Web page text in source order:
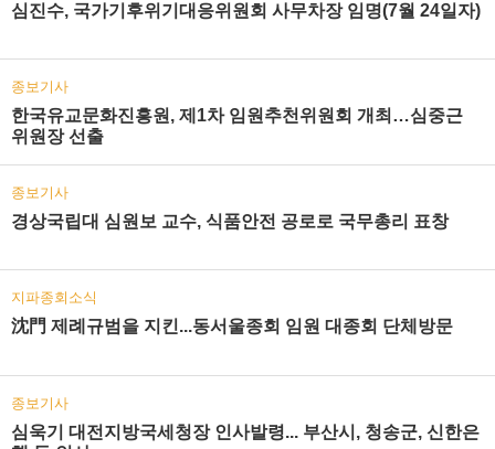
심진수, 국가기후위기대응위원회 사무차장 임명(7월 24일자)
종보기사
한국유교문화진흥원, 제1차 임원추천위원회 개최…심중근
위원장 선출
종보기사
경상국립대 심원보 교수, 식품안전 공로로 국무총리 표창
지파종회소식
沈門 제례규범을 지킨...동서울종회 임원 대종회 단체방문
종보기사
심욱기 대전지방국세청장 인사발령... 부산시, 청송군, 신한은